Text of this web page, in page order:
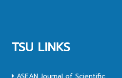
TSU LINKS